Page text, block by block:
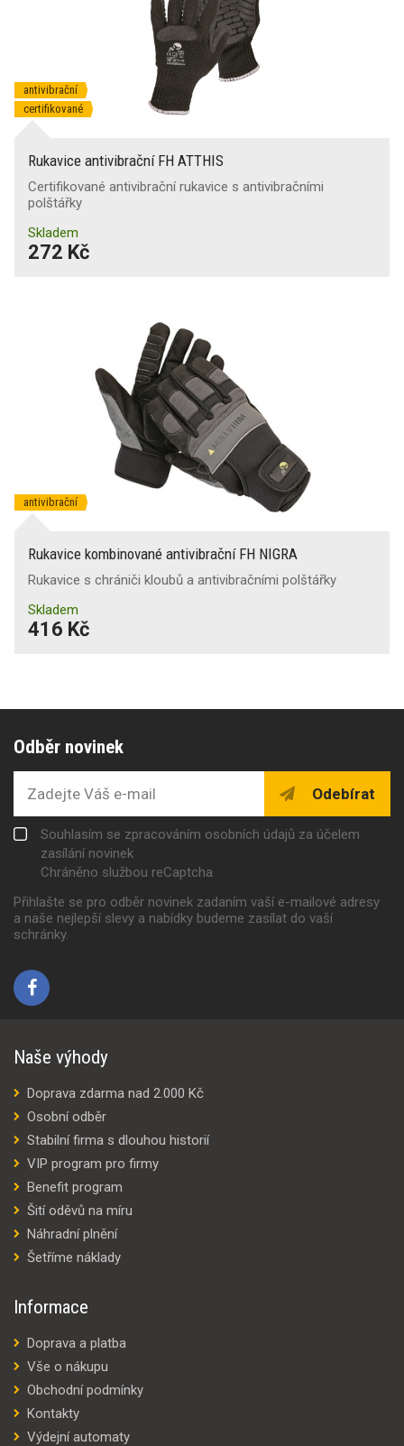
antivibrační
certifikované
Rukavice antivibrační FH ATTHIS
Certifikované antivibrační rukavice s antivibračními
polštářky
Skladem
272 Kč
antivibrační
Rukavice kombinované antivibrační FH NIGRA
Rukavice s chrániči kloubů a antivibračními polštářky
Skladem
416 Kč
Odběr novinek
Odebírat
Souhlasím se zpracováním osobních údajů za účelem
zasílání novinek
Chráněno službou reCaptcha
Přihlašte se pro odběr novinek zadaním vaší e-mailové adresy
a naše nejlepší slevy a nabídky budeme zasílat do vaší
schránky.
Naše výhody
Doprava zdarma nad 2.000 Kč
Osobní odběr
Stabilní firma s dlouhou historií
VIP program pro firmy
Benefit program
Šití oděvů na míru
Náhradní plnění
Šetříme náklady
Informace
Doprava a platba
Vše o nákupu
Obchodní podmínky
Kontakty
Výdejní automaty